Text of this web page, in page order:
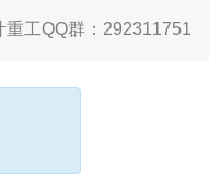
重工QQ群：292311751